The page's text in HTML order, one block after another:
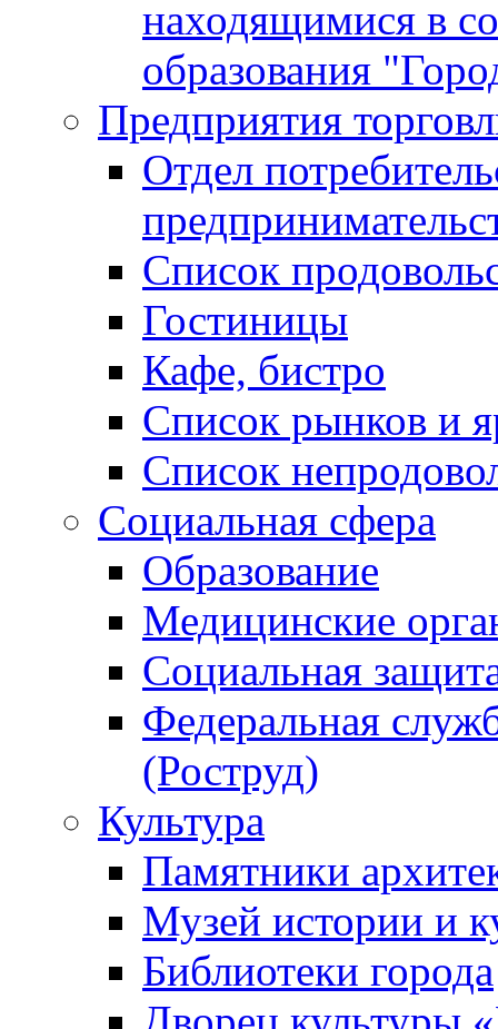
находящимися в
образования
Предприятия
Отдел
Список
Гостиницы
Кафе, бистро
Cписок рынков и
Список
Социальная сфера
Образование
Медицинские
Социальная
Федеральная
(Роструд)
Культура
Памятники
Музей истории и
Библиотеки города